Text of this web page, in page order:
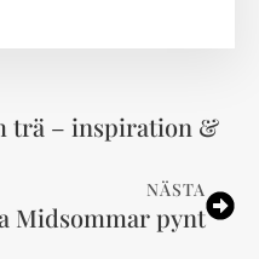
trä – inspiration &
NÄSTA
Midsommar pynt